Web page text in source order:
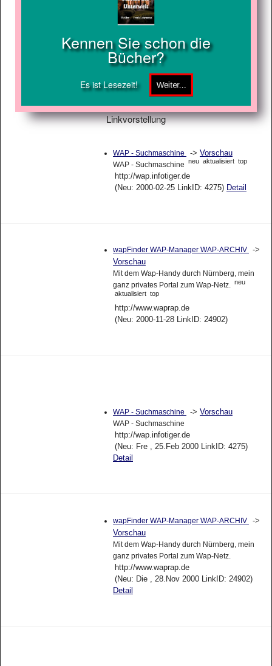
Kennen Sie schon die
Bücher?
Es ist Lesezeit!
Linkvorstellung
WAP - Suchmaschine -> Vorschau
WAP - Suchmaschine neu aktualisiert top
http://wap.infotiger.de
(Neu: 2000-02-25 LinkID: 4275) Detail
wapFinder WAP-Manager WAP-ARCHIV
->
Vorschau
Mit dem Wap-Handy durch Nürnberg, mein
ganz privates Portal zum Wap-Netz. neu
aktualisiert top
http://www.waprap.de
(Neu: 2000-11-28 LinkID: 24902)
WAP - Suchmaschine -> Vorschau
WAP - Suchmaschine
http://wap.infotiger.de
(Neu: Fre , 25.Feb 2000 LinkID: 4275)
Detail
wapFinder WAP-Manager WAP-ARCHIV
->
Vorschau
Mit dem Wap-Handy durch Nürnberg, mein
ganz privates Portal zum Wap-Netz.
http://www.waprap.de
(Neu: Die , 28.Nov 2000 LinkID: 24902)
Detail